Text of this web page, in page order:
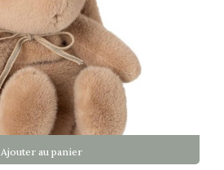
Ajouter au panier